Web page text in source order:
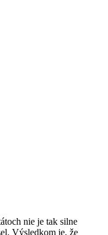
nie je tak silne
Výsledkom je, že